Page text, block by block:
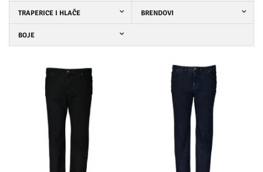
TRAPERICE I HLAČE BRENDOVI
BOJE